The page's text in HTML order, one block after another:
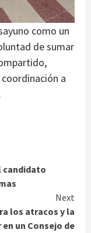
como un
de sumar
a
candidato
Next
los atracos y la
un Consejo de